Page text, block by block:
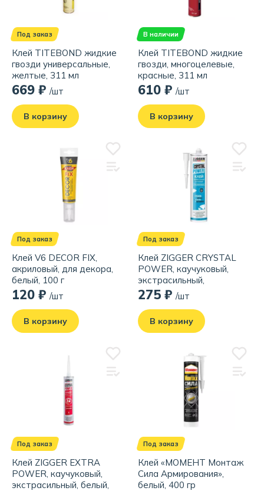
Под заказ
Клей TITEBOND жидкие
гвозди универсальные,
желтые, 311 мл
669 ₽ /шт
В корзину
В наличии
Клей TITEBOND жидкие
гвозди, многоцелевые,
красные, 311 мл
610 ₽ /шт
В корзину
Под заказ
Клей V6 DECOR FIX,
акриловый, для декора,
белый, 100 г
120 ₽ /шт
В корзину
Под заказ
Клей ZIGGER CRYSTAL
POWER, каучуковый,
экстрасильный,
прозрачный, 320 гр
275 ₽ /шт
В корзину
Под заказ
Клей ZIGGER EXTRA
POWER, каучуковый,
экстрасильный, белый,
Под заказ
Клей «МОМЕНТ Монтаж
Сила Армирования»,
белый, 400 гр